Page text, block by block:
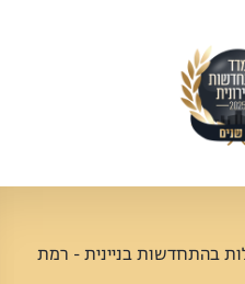
בהתחדשות בניינית - רמת